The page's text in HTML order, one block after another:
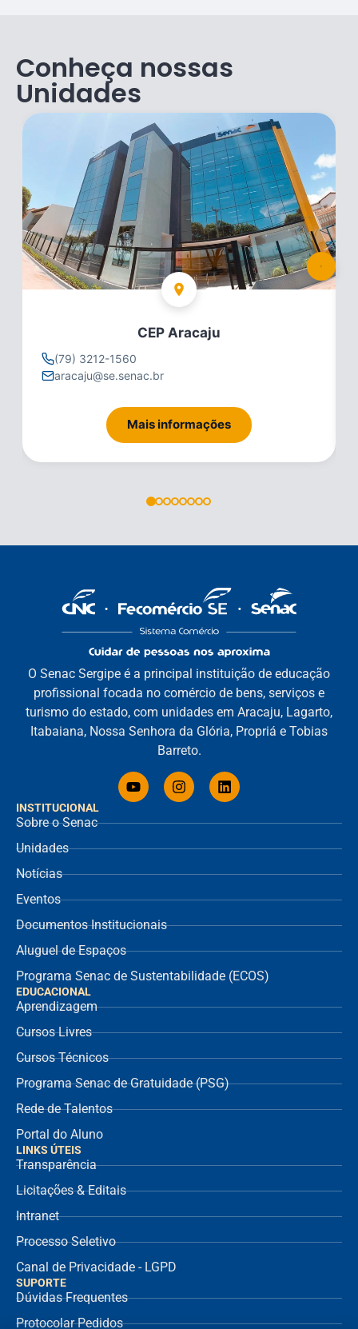
Conheça nossas
Unidades
CEP Aracaju
(79) 3212-1560
aracaju@se.senac.br
Mais informações
INSTITUCIONAL
Sobre o Senac
Unidades
Notícias
Eventos
Documentos Institucionais
Aluguel de Espaços
Programa Senac de Sustentabilidade (ECOS)
EDUCACIONAL
Aprendizagem
Cursos Livres
Cursos Técnicos
Programa Senac de Gratuidade (PSG)
Rede de Talentos
Portal do Aluno
O Senac Sergipe é a principal instituição de educação
profissional focada no comércio de bens, serviços e
turismo do estado, com unidades em Aracaju, Lagarto,
Itabaiana, Nossa Senhora da Glória, Propriá e Tobias
Barreto.
LINKS ÚTEIS
Transparência
Licitações & Editais
Intranet
Processo Seletivo
Canal de Privacidade - LGPD
SUPORTE
Dúvidas Frequentes
Protocolar Pedidos